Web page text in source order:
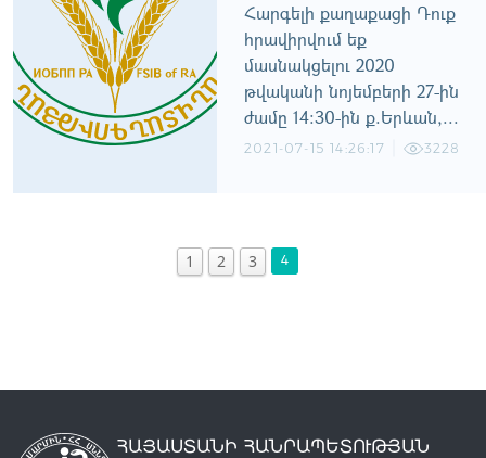
Հարգելի քաղաքացի Դուք
հրավիրվում եք
մասնակցելու 2020
թվականի նոյեմբերի 27-ին
ժամը 14:30-ին ք.Երևան,...
2021-07-15 14:26:17 3228
1 2 3 4
ՀԱՅԱՍՏԱՆԻ ՀԱՆՐԱՊԵՏՈՒԹՅԱՆ